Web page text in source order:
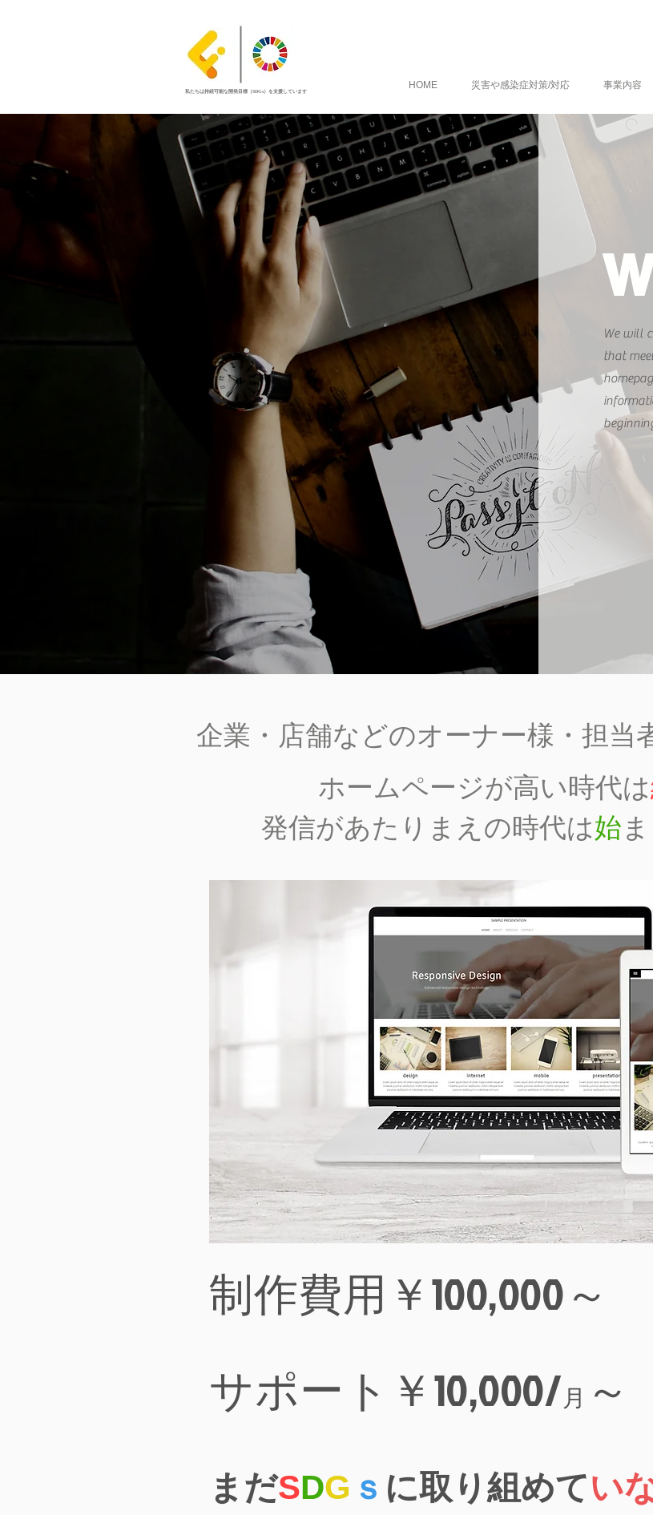
私たちは持続可能な開発目標（SDGs）を支援しています
HOME 災害や感染症対策/対応 事業内容
We will
that
企業・店舗などのオーナー様・担当
​ホームページが高い時代は
発信があたりまえの時代は始
制作費用￥100,000～
​サポート￥10,000/月 ～
まだSDG ｓ に取り組めてい